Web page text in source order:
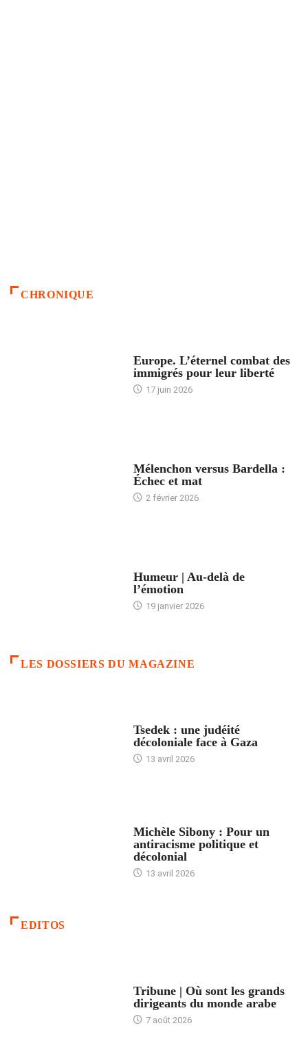
CHRONIQUE
Europe. L’éternel combat des
immigrés pour leur liberté
17 juin 2026
Mélenchon versus Bardella :
Échec et mat
2 février 2026
Humeur | Au-delà de
l’émotion
19 janvier 2026
LES DOSSIERS DU MAGAZINE
Tsedek : une judéité
décoloniale face à Gaza
13 avril 2026
Michèle Sibony : Pour un
antiracisme politique et
décolonial
13 avril 2026
EDITOS
Tribune | Où sont les grands
dirigeants du monde arabe
7 août 2026